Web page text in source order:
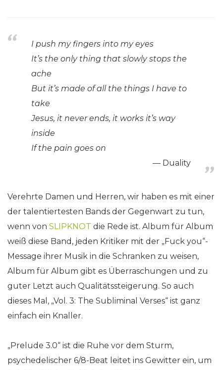
I push my fingers into my eyes
It’s the only thing that slowly stops the
ache
But it’s made of all the things I have to
take
Jesus, it never ends, it works it’s way
inside
If the pain goes on
Duality
Verehrte Damen und Herren, wir haben es mit einer
der talentiertesten Bands der Gegenwart zu tun,
wenn von SLIPKNOT die Rede ist. Album für Album
weiß diese Band, jeden Kritiker mit der „Fuck you“-
Message ihrer Musik in die Schranken zu weisen,
Album für Album gibt es Überraschungen und zu
guter Letzt auch Qualitätssteigerung. So auch
dieses Mal, „Vol. 3: The Subliminal Verses“ ist ganz
einfach ein Knaller.
„Prelude 3.0“ ist die Ruhe vor dem Sturm,
psychedelischer 6/8-Beat leitet ins Gewitter ein, um